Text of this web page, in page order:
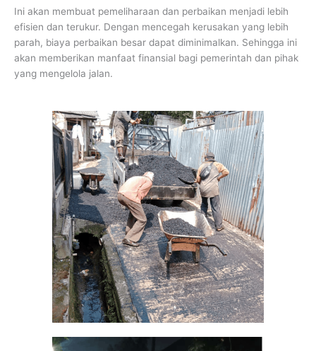
Ini akan membuat pemeliharaan dan perbaikan menjadi lebih
efisien dan terukur. Dengan mencegah kerusakan yang lebih
parah, biaya perbaikan besar dapat diminimalkan. Sehingga ini
akan memberikan manfaat finansial bagi pemerintah dan pihak
yang mengelola jalan.